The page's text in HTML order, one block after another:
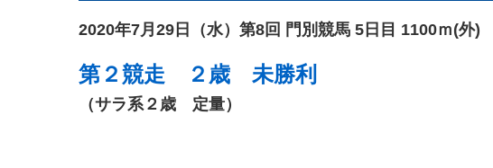
2020年7月29日（水） 第8回 門別競馬 5日目 1100ｍ(外)
第２競走 ２歳 未勝利
（サラ系２歳 定量）